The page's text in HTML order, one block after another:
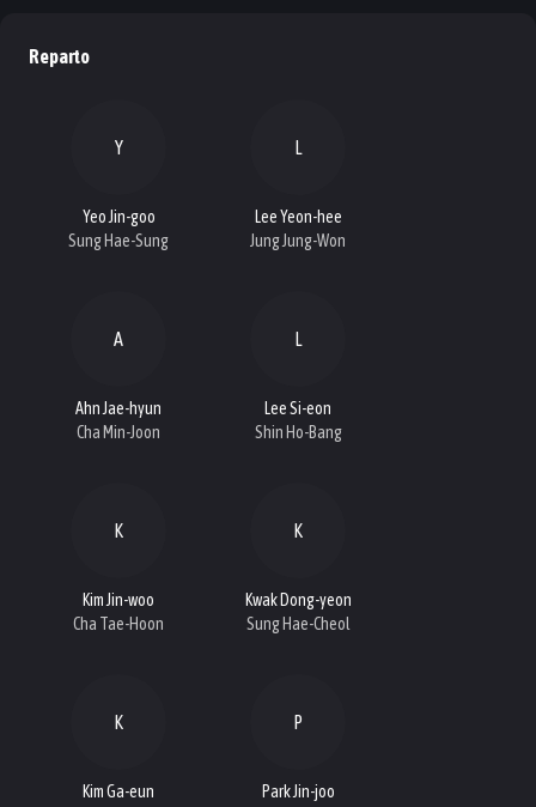
Reparto
Y
Yeo Jin-goo
Sung Hae-Sung
L
Lee Yeon-hee
Jung Jung-Won
A
Ahn Jae-hyun
Cha Min-Joon
L
Lee Si-eon
Shin Ho-Bang
K
Kim Jin-woo
Cha Tae-Hoon
K
Kwak Dong-yeon
Sung Hae-Cheol
K
Kim Ga-eun
P
Park Jin-joo